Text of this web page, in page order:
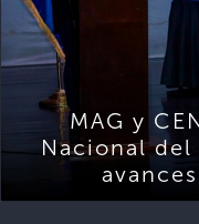
MAG y
Nacional del